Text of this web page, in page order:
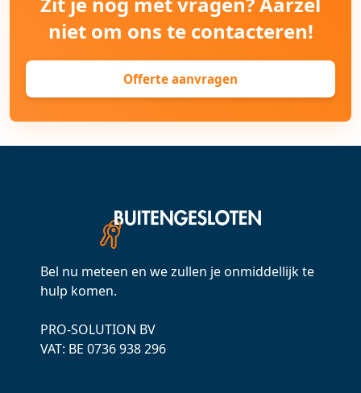
niet om ons te contacteren!
Offerte aanvragen
Bel nu meteen en we zullen je onmiddellijk te
hulp komen.
PRO-SOLUTION BV
VAT: ВЕ 0736 938 296